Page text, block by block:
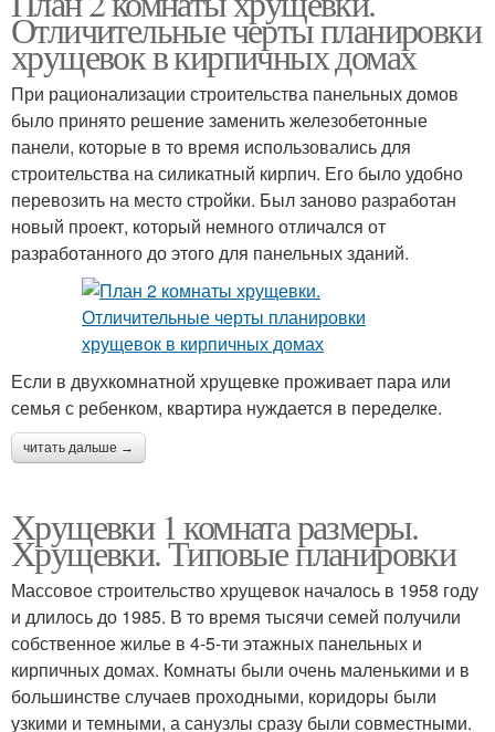
Отличительные черты планировки
хрущевок в кирпичных домах
При рационализации строительства панельных домов
было принято решение заменить железобетонные
панели, которые в то время использовались для
строительства на силикатный кирпич. Его было удобно
перевозить на место стройки. Был заново разработан
новый проект, который немного отличался от
разработанного до этого для панельных зданий.
Если в двухкомнатной хрущевке проживает пара или
семья с ребенком, квартира нуждается в переделке.
читать дальше →
Хрущевки 1 комната размеры.
Хрущевки. Типовые планировки
Массовое строительство хрущевок началось в 1958 году
и длилось до 1985. В то время тысячи семей получили
собственное жилье в 4-5-ти этажных панельных и
кирпичных домах. Комнаты были очень маленькими и в
большинстве случаев проходными, коридоры были
узкими и темными, а санузлы сразу были совместными.